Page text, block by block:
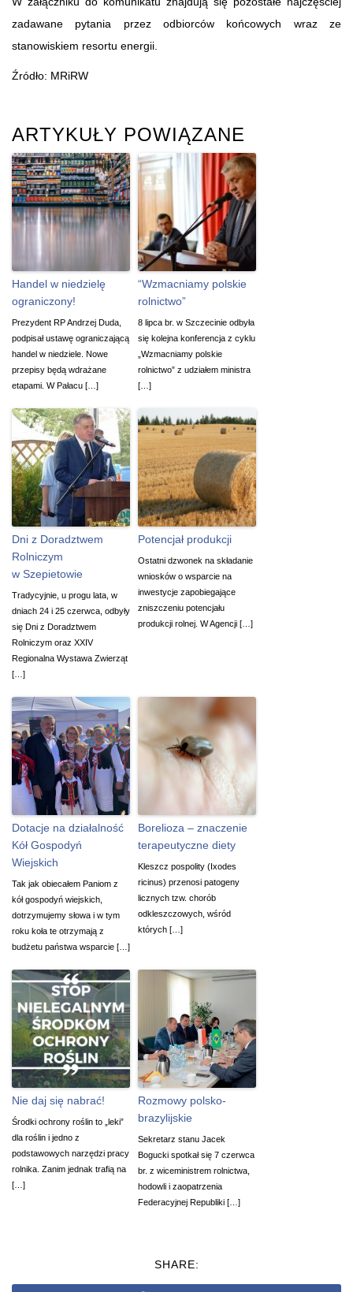
zadawane pytania przez odbiorców końcowych wraz ze
stanowiskiem resortu energii.
Źródło: MRiRW
ARTYKUŁY POWIĄZANE
Handel w niedzielę
ograniczony!
Prezydent RP Andrzej Duda,
podpisał ustawę ograniczającą
handel w niedziele. Nowe
przepisy będą wdrażane
etapami. W Pałacu […]
“Wzmacniamy polskie
rolnictwo”
8 lipca br. w Szczecinie odbyła
się kolejna konferencja z cyklu
„Wzmacniamy polskie
rolnictwo” z udziałem ministra
[…]
Dni z Doradztwem
Rolniczym
w Szepietowie
Tradycyjnie, u progu lata, w
dniach 24 i 25 czerwca, odbyły
się Dni z Doradztwem
Rolniczym oraz XXIV
Regionalna Wystawa Zwierząt
[…]
Potencjał produkcji
Ostatni dzwonek na składanie
wniosków o wsparcie na
inwestycje zapobiegające
zniszczeniu potencjału
produkcji rolnej. W Agencji […]
Dotacje na działalność
Kół Gospodyń
Wiejskich
Tak jak obiecałem Paniom z
kół gospodyń wiejskich,
dotrzymujemy słowa i w tym
roku koła te otrzymają z
budżetu państwa wsparcie […]
Borelioza – znaczenie
terapeutyczne diety
Kleszcz pospolity (Ixodes
ricinus) przenosi patogeny
licznych tzw. chorób
odkleszczowych, wśród
których […]
Nie daj się nabrać!
Środki ochrony roślin to „leki”
dla roślin i jedno z
podstawowych narzędzi pracy
rolnika. Zanim jednak trafią na
[…]
Rozmowy polsko-
brazylijskie
Sekretarz stanu Jacek
Bogucki spotkał się 7 czerwca
br. z wiceministrem rolnictwa,
hodowli i zaopatrzenia
Federacyjnej Republiki […]
SHARE: